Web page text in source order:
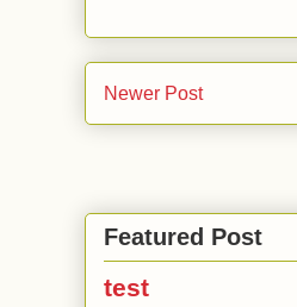
Newer Post
Featured Post
test